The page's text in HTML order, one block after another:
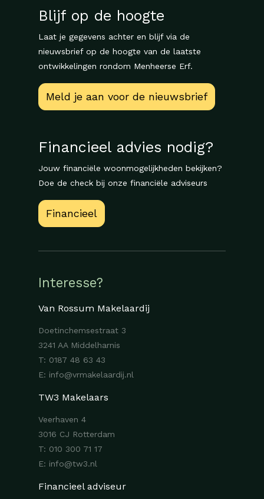
Blijf op de hoogte
Laat je gegevens achter en blijf via de
nieuwsbrief op de hoogte van de laatste
ontwikkelingen rondom Menheerse Erf.
Meld je aan voor de nieuwsbrief
Financieel advies nodig?
Jouw financiële woonmogelijkheden bekijken?
Doe de check bij onze financiële adviseurs
Financieel
Interesse?
Van Rossum Makelaardij
Doetinchemsestraat 3
3241 AA Middelharnis
T: 0187 48 63 43
E: info@vrmakelaardij.nl
TW3 Makelaars
Veerhaven 4
3016 CJ Rotterdam
T: 010 300 71 17
E: info@tw3.nl
Financieel adviseur